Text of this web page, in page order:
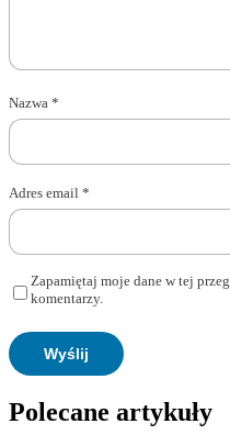
Nazwa *
Adres email *
Zapamiętaj moje dane w tej
komentarzy.
Polecane artykuły